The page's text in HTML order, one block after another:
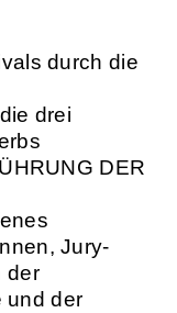
durch die
drei
DER
Jury-
der
und der